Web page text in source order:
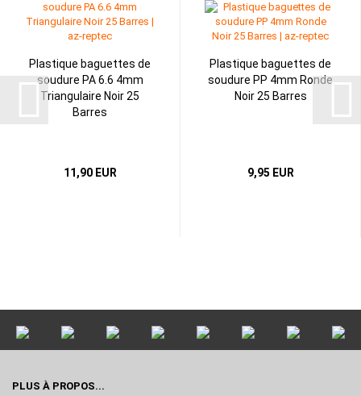
Plastique baguettes de
soudure PA 6.6 4mm
Triangulaire Noir 25
Barres
11,90 EUR
Plastique baguettes de
soudure PP 4mm Ronde
Noir 25 Barres
9,95 EUR
PLUS À PROPOS...